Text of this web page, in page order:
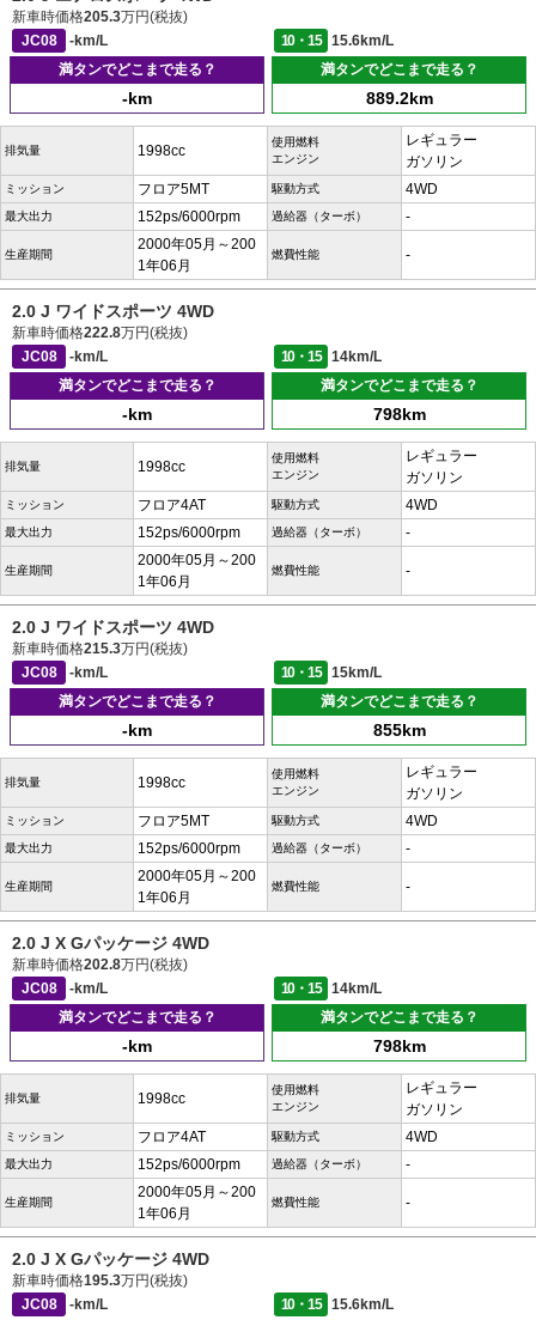
新車時価格205.3万円(税抜)
JC08
-km/L 10・15
15.6km/L
満タンでどこまで走る？
-km
満タンでどこまで走る？
889.2km
排気量 1998cc
使用燃料
エンジン
レギュラー
ガソリン
ミッション フロア5MT 駆動方式 4WD
最大出力 152ps/6000rpm 過給器（ターボ） -
生産期間
2000年05月～200
1年06月
燃費性能 -
2.0 J ワイドスポーツ 4WD
新車時価格222.8万円(税抜)
JC08
-km/L 10・15
14km/L
満タンでどこまで走る？
-km
満タンでどこまで走る？
798km
排気量 1998cc
使用燃料
エンジン
レギュラー
ガソリン
ミッション フロア4AT 駆動方式 4WD
最大出力 152ps/6000rpm 過給器（ターボ） -
生産期間
2000年05月～200
1年06月
燃費性能 -
2.0 J ワイドスポーツ 4WD
新車時価格215.3万円(税抜)
JC08
-km/L 10・15
15km/L
満タンでどこまで走る？
-km
満タンでどこまで走る？
855km
排気量 1998cc
使用燃料
エンジン
レギュラー
ガソリン
ミッション フロア5MT 駆動方式 4WD
最大出力 152ps/6000rpm 過給器（ターボ） -
生産期間
2000年05月～200
1年06月
燃費性能 -
2.0 J X Gパッケージ 4WD
新車時価格202.8万円(税抜)
JC08
-km/L 10・15
14km/L
満タンでどこまで走る？
-km
満タンでどこまで走る？
798km
排気量 1998cc
使用燃料
エンジン
レギュラー
ガソリン
ミッション フロア4AT 駆動方式 4WD
最大出力 152ps/6000rpm 過給器（ターボ） -
生産期間
2000年05月～200
1年06月
燃費性能 -
2.0 J X Gパッケージ 4WD
新車時価格195.3万円(税抜)
JC08
-km/L 10・15
15.6km/L